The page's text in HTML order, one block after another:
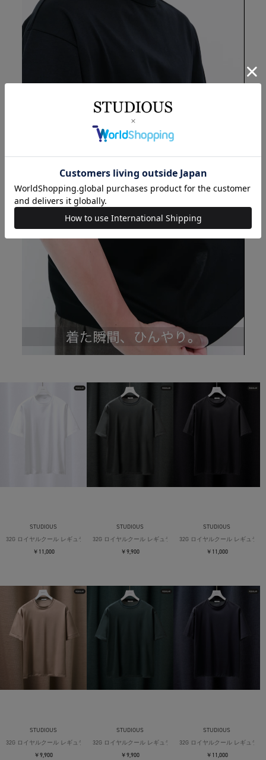
STUDIOUS
32G ロイヤルクール レギュラーTシャツ
￥11,000
STUDIOUS
32G ロイヤルクール レギュラーTシャツ
￥9,900
STUDIOUS
32G ロイヤルクール レギュラー
￥11,000
STUDIOUS
32G ロイヤルクール レギュラーTシャツ
￥9,900
STUDIOUS
32G ロイヤルクール レギュラーTシャツ
￥9,900
STUDIOUS
32G ロイヤルクール レギュラー
￥11,000